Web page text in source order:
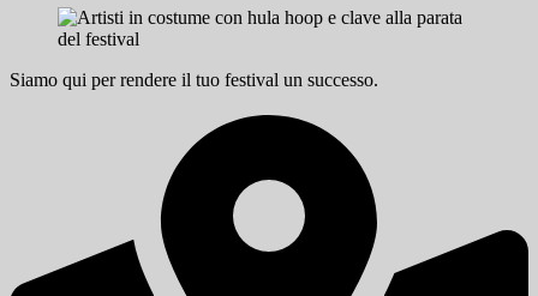
Siamo qui per rendere il tuo festival un successo.